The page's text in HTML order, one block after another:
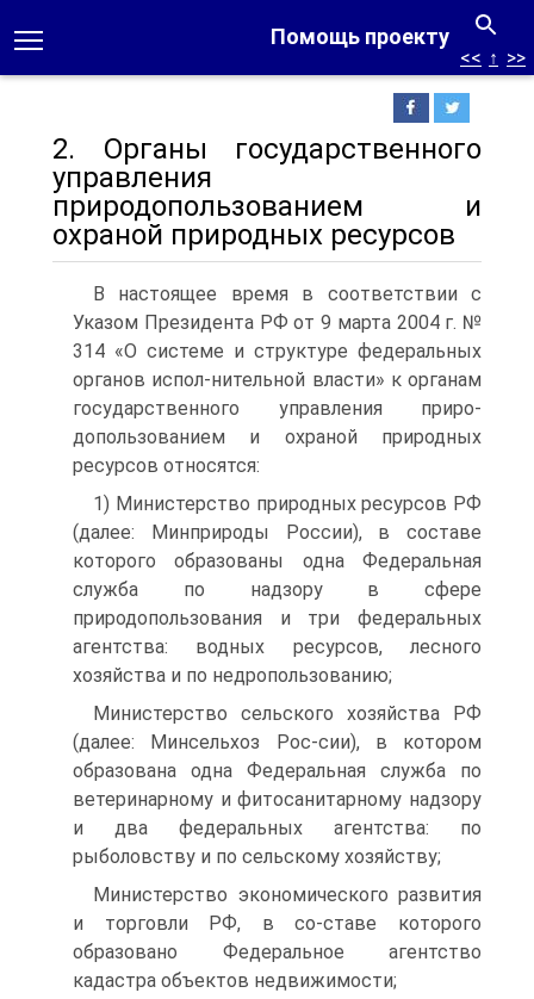
Помощь проекту
<< ↑ >>
2. Органы государственного
управления
природопользованием и
охраной природных ресурсов
В настоящее время в соответствии с
Указом Президента РФ от 9 марта 2004 г. №
314 «О системе и структуре федеральных
органов испол-нительной власти» к органам
государственного управления приро-
допользованием и охраной природных
ресурсов относятся:
1) Министерство природных ресурсов РФ
(далее: Минприроды России), в составе
которого образованы одна Федеральная
служба по надзору в сфере
природопользования и три федеральных
агентства: водных ресурсов, лесного
хозяйства и по недропользованию;
Министерство сельского хозяйства РФ
(далее: Минсельхоз Рос-сии), в котором
образована одна Федеральная служба по
ветеринарному и фитосанитарному надзору
и два федеральных агентства: по
рыболовству и по сельскому хозяйству;
Министерство экономического развития
и торговли РФ, в со-ставе которого
образовано Федеральное агентство
кадастра объектов недвижимости;